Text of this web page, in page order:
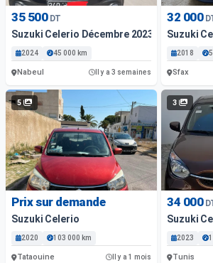
35 500 DT
Suzuki Celerio Décembre 2023 Essence
2024 45 000 km
Nabeul Il y a 3 semaines
32 000
Suzuki
2018
Sfax
5
Prix sur demande
Suzuki Celerio
2020 103 000 km
Tataouine Il y a 1 mois
3
34 000
Suzuki
2023
Tunis